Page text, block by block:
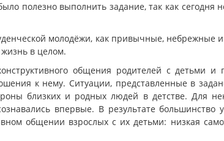
полезно выполнить задание, так как сегодня
молодёжи, как привычные,
в целом.
общения родителей с детьми и
к нему. Ситуации, представленные в
близких и родных людей в детстве. Для
впервые. В результате большинство
общении взрослых с их детьми: низкая